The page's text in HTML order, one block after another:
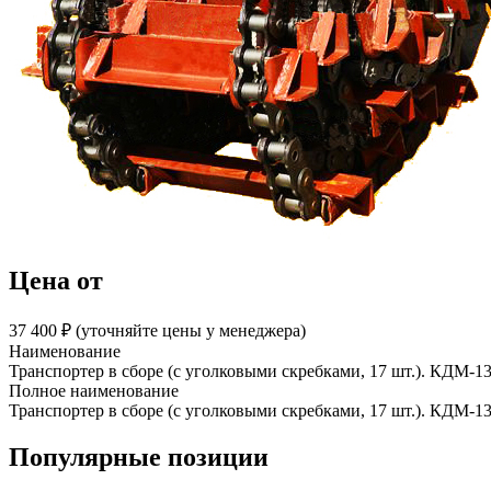
Цена от
37 400 ₽︁ (уточняйте цены у менеджера)
Наименование
Транспортер в сборе (с уголковыми скребками, 17 шт.). КДМ-
Полное наименование
Транспортер в сборе (с уголковыми скребками, 17 шт.). КДМ-
Популярные позиции